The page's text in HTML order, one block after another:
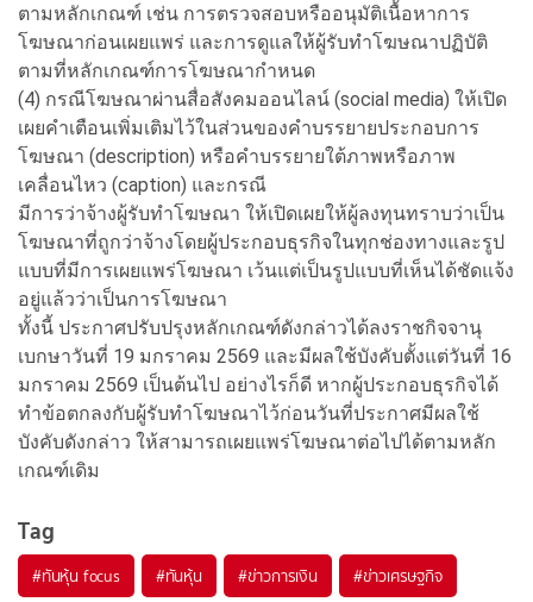
ตามหลักเกณฑ์ เช่น การตรวจสอบหรืออนุมัติเนื้อหาการ
โฆษณาก่อนเผยแพร่ และการดูแลให้ผู้รับทำโฆษณาปฏิบัติ
ตามที่หลักเกณฑ์การโฆษณากำหนด
(4) กรณีโฆษณาผ่านสื่อสังคมออนไลน์ (social media) ให้เปิด
เผยคำเตือนเพิ่มเติมไว้ในส่วนของคำบรรยายประกอบการ
โฆษณา (description) หรือคำบรรยายใต้ภาพหรือภาพ
เคลื่อนไหว (caption) และกรณี
มีการว่าจ้างผู้รับทำโฆษณา ให้เปิดเผยให้ผู้ลงทุนทราบว่าเป็น
โฆษณาที่ถูกว่าจ้างโดยผู้ประกอบธุรกิจในทุกช่องทางและรูป
แบบที่มีการเผยแพร่โฆษณา เว้นแต่เป็นรูปแบบที่เห็นได้ชัดแจ้ง
อยู่แล้วว่าเป็นการโฆษณา
ทั้งนี้ ประกาศปรับปรุงหลักเกณฑ์ดังกล่าวได้ลงราชกิจจานุ
เบกษาวันที่ 19 มกราคม 2569 และมีผลใช้บังคับตั้งแต่วันที่ 16
มกราคม 2569 เป็นต้นไป อย่างไรก็ดี หากผู้ประกอบธุรกิจได้
ทำข้อตกลงกับผู้รับทำโฆษณาไว้ก่อนวันที่ประกาศมีผลใช้
บังคับดังกล่าว ให้สามารถเผยแพร่โฆษณาต่อไปได้ตามหลัก
เกณฑ์เดิม
Tag
#ทันหุ้น focus #ทันหุ้น #ข่าวการเงิน #ข่าวเศรษฐกิจ